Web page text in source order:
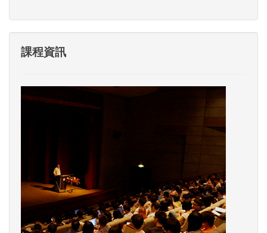
課程資訊